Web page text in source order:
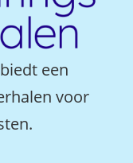
een
voor